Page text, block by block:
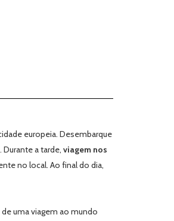
europeia. Desembarque
a tarde, viagem nos
no local. Ao final do dia,
uma viagem ao mundo